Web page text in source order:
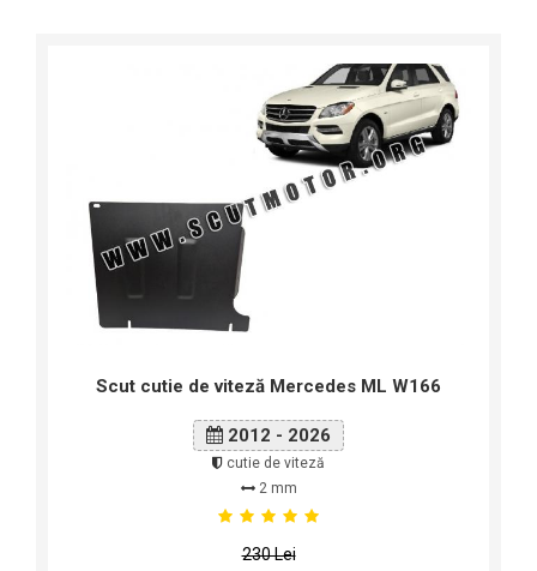
Scut cutie de viteză Mercedes ML W166
2012 - 2026
cutie de viteză
2 mm
230 Lei